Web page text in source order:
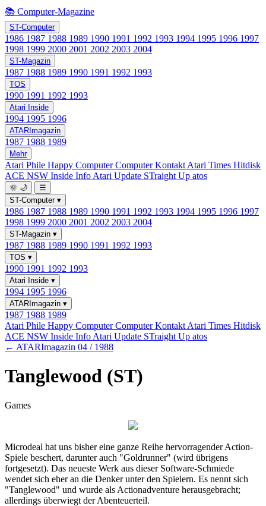
📚 Computer-Magazine
ST-Computer
1986 1987 1988 1989 1990 1991 1992 1993 1994 1995 1996 1997
1998 1999 2000 2001 2002 2003 2004
ST-Magazin
1987 1988 1989 1990 1991 1992 1993
TOS
1990 1991 1992 1993
Atari Inside
1994 1995 1996
ATARImagazin
1987 1988 1989
Mehr
Atari Phile Happy ComputerComputer Kontakt Atari Times Hitdisk
ACE NSW Inside Info Atari Update STraight Up atos
🌞 🌙
☰
ST-Computer ▾
1986 1987 1988 1989 1990 1991 1992 1993 1994 1995 1996 1997
1998 1999 2000 2001 2002 2003 2004
ST-Magazin ▾
1987 1988 1989 1990 1991 1992 1993
TOS ▾
1990 1991 1992 1993
Atari Inside ▾
1994 1995 1996
ATARImagazin ▾
1987 1988 1989
Atari Phile Happy ComputerComputer Kontakt Atari Times Hitdisk
ACE NSW Inside Info Atari Update STraight Up atos
← ATARImagazin 04 / 1988
Tanglewood (ST)
Games
Microdeal hat uns bisher eine ganze Reihe hervorragender Action-
Spiele beschert, darunter auch "Goldrunner" (wird übrigens
fortgesetzt). Das neueste Werk aus dieser Software-Schmiede
wendet sich eher an die Denker unter den Spielern. Es nennt sich
"Tanglewood" und wurde als Actionadventure herausgebracht;
allerdings überwiegt der Abenteuerteil.